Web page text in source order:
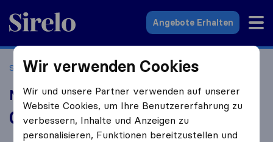
Sirelo.at
Angebote Erhalten
Startseite Umzugsfirmen Umzugsfirmen Wien
MoveHin
0,0 basierend auf
Sirelo und Google Bewertungen
Wir verwenden Cookies
Wir und unsere Partner verwenden auf unserer
Website Cookies, um Ihre Benutzererfahrung zu
verbessern, Inhalte und Anzeigen zu
personalisieren, Funktionen bereitzustellen und